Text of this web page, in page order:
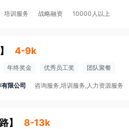
培训服务 战略融资 10000人以上
】 4-9k
年终奖金 优秀员工奖 团队聚餐
限公司 咨询服务,培训服务,人力资源服务
】 8-13k